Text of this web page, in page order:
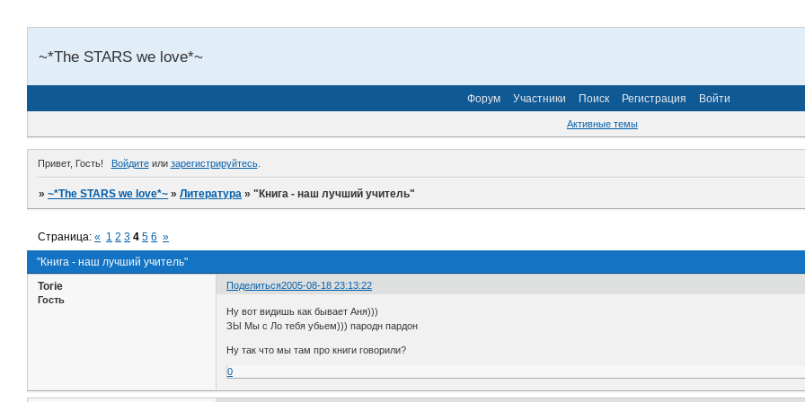
~*The STARS we love*~
Форум Участники Поиск Регистрация Войти
Активные темы
Привет, Гость! Войдитеили зарегистрируйтесь.
»~*The STARS we love*~ »Литература »"Книга - наш лучший учитель"
"Книга - наш лучший учитель"
Страница:« 1 2 3 4 5 6 »
Поделиться2005-08-18 23:13:22
Torie
Гость
Ну вот видишь как бывает Аня)))
ЗЫ Мы с Ло тебя убьем))) пародн пардон
Ну так что мы там про книги говорили?
0